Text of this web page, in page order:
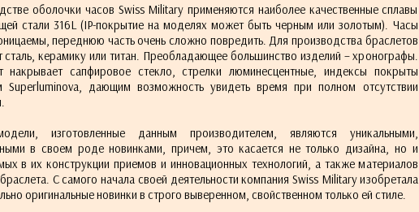
оболочки часов Swiss Military применяются наиболее качественные сплавы
стали 316L (IP-покрытие на моделях может быть черным или золотым). Часы
переднюю часть очень сложно повредить. Для производства браслетов
сталь, керамику или титан. Преобладающее большинство изделий – хронографы.
накрывает сапфировое стекло, стрелки люминесцентные, индексы покрыты
Superluminova, дающим возможность увидеть время при полном отсутствии
изготовленные данным производителем, являются уникальными,
в своем роде новинками, причем, это касается не только дизайна, но и
в их конструкции приемов и инновационных технологий, а также материалов
С самого начала своей деятельности компания Swiss Military изобретала
оригинальные новинки в строго выверенном, свойственном только ей стиле.